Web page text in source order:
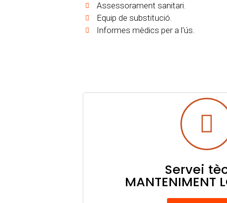
Assessorament sanitari.
Equip de substitució.
Informes mèdics per a l'ús​.
Servei
MANTENIMENT